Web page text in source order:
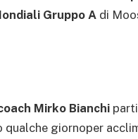
Gruppo A di
Mirko Bianchi
qualche giornoper